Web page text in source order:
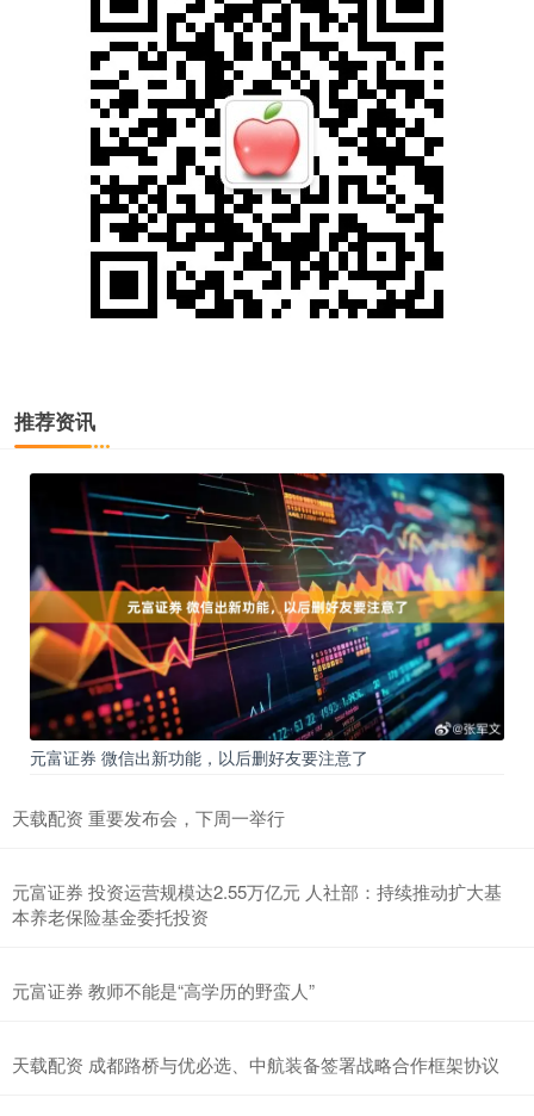
推荐资讯
元富证券 微信出新功能，以后删好友要注意了
天载配资 重要发布会，下周一举行
元富证券 投资运营规模达2.55万亿元 人社部：持续推动扩大基
本养老保险基金委托投资
元富证券 教师不能是“高学历的野蛮人”
天载配资 成都路桥与优必选、中航装备签署战略合作框架协议